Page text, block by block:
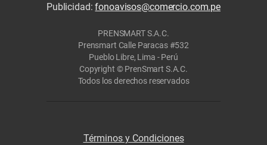
Publicidad:fonoavisos@comercio.com.pe
PRENSMART S.A.C.
Prensmart Calle Paracas #532
Pueblo Libre, Lima - Perú
Copyright © PrenSmart S.A.C.
Todos los derechos reservados
Términos y Condiciones